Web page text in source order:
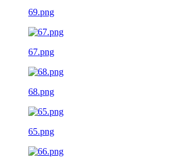
69.png
67.png
68.png
65.png